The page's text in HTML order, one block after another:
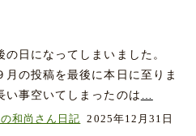
の日になってしまいました。
月の投稿を最後に本日に至りま
い事空いてしまったのは
和尚さん日記 2025年12月31日